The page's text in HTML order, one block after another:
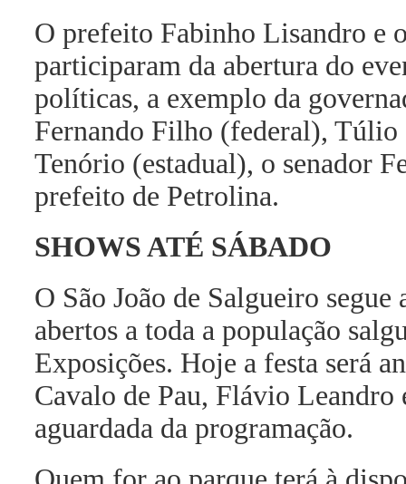
O prefeito Fabinho Lisandro e
participaram da abertura do
políticas, a exemplo da
Fernando Filho (federal), Túlio
Tenório (estadual), o senador
prefeito de Petrolina.
SHOWS ATÉ SÁBADO
O São João de Salgueiro
abertos a toda a população
Exposições. Hoje a festa será
Cavalo de Pau, Flávio
aguardada da programação.